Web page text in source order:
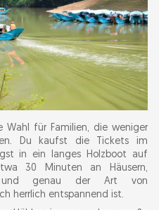
Wahl für Familien, die weniger
Du kaufst die Tickets im
in ein langes Holzboot auf
30 Minuten an Häusern,
und genau der Art von
herrlich entspannend ist.